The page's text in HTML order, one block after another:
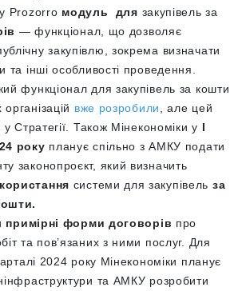
у Prozorro модуль для закупівель за
— функціонал, що дозволяє
закупівлю, зокрема визначати
та інші особливості проведення.
функціонал для закупівель за кошти
вже розробили
, але цей
у Стратегії. Також Мінекономіки у І
року планує спільно з АМКУ подати
законопроєкт, який визначить
системи для закупівель за
примірні форми договорів про
та пов’язаних з ними послуг. Для
2024 року Мінекономіки планує
та АМКУ розробити